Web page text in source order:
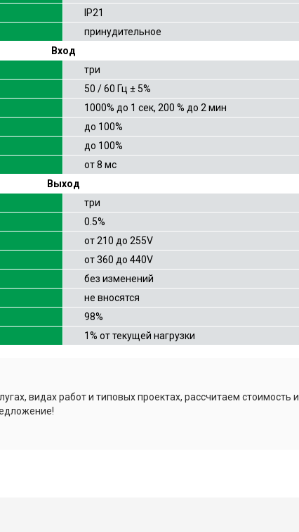
IP21
принудительное
Вход
три
50 / 60 Гц ± 5%
1000% до 1 сек, 200 % до 2 мин
до 100%
до 100%
от 8 мс
Выход
три
0.5%
от 210 до 255V
от 360 до 440V
без изменений
не вносятся
98%
1% от текущей нагрузки
видах работ и типовых проектах, рассчитаем стоимость и